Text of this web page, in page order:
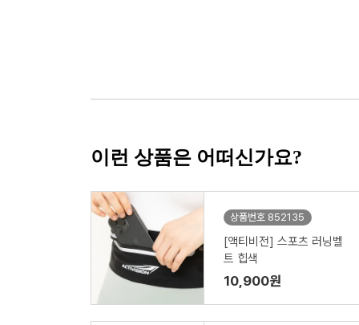
이런 상품은 어떠신가요?
상품번호 852135
[액티비전] 스포츠 러닝벨
트 힙색
10,900원